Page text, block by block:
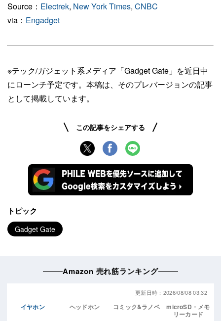
Source： Electrek, New York Times, CNBC
via： Engadget
※テック/ガジェット系メディア「Gadget Gate」を近日中
にローンチ予定です。本稿は、そのプレバージョンの記事
として掲載しています。
この記事をシェアする
トピック
Gadget Gate